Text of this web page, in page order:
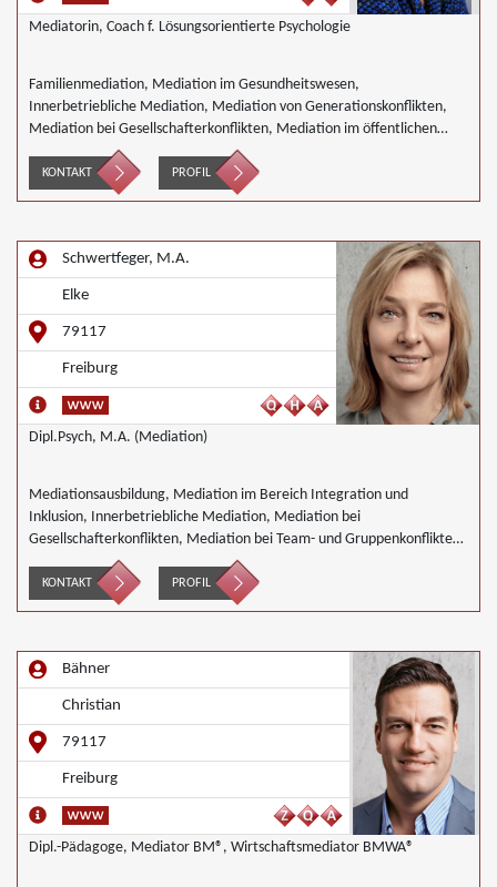
Mediatorin, Coach f. Lösungsorientierte Psychologie
Familienmediation, Mediation im Gesundheitswesen,
Innerbetriebliche Mediation, Mediation von Generationskonflikten,
Mediation bei Gesellschafterkonflikten, Mediation im öffentlichen
Bereich, Mediation bei Team- und Gruppenkonflikten,
Nachbarschaftsmediation, Schulmediation, Begleiteter Umgang
KONTAKT PROFIL
Schwertfeger, M.A.
Elke
79117
Freiburg
Dipl.Psych, M.A. (Mediation)
Mediationsausbildung, Mediation im Bereich Integration und
Inklusion, Innerbetriebliche Mediation, Mediation bei
Gesellschafterkonflikten, Mediation bei Team- und Gruppenkonflikten,
Wirtschaftsmediation
KONTAKT PROFIL
Bähner
Christian
79117
Freiburg
Dipl.-Pädagoge, Mediator BM®, Wirtschaftsmediator BMWA®